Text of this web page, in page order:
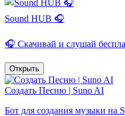
Sound HUB 🎧
🎧 Скачивай и слушай
Открыть
Создать Песню | Suno AI
Бот для создания музыки на